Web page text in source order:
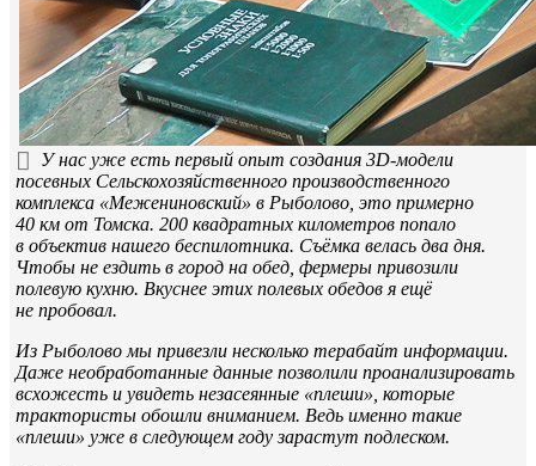
У нас уже есть первый опыт создания 3D-модели
посевных Сельскохозяйственного производственного
комплекса «Межениновский» в Рыболово, это примерно
40 км от Томска. 200 квадратных километров попало
в объектив нашего беспилотника. Съёмка велась два дня.
Чтобы не ездить в город на обед, фермеры привозили
полевую кухню. Вкуснее этих полевых обедов я ещё
не пробовал.
Из Рыболово мы привезли несколько терабайт информации.
Даже необработанные данные позволили проанализировать
всхожесть и увидеть незасеянные «плеши», которые
трактористы обошли вниманием. Ведь именно такие
«плеши» уже в следующем году зарастут подлеском.